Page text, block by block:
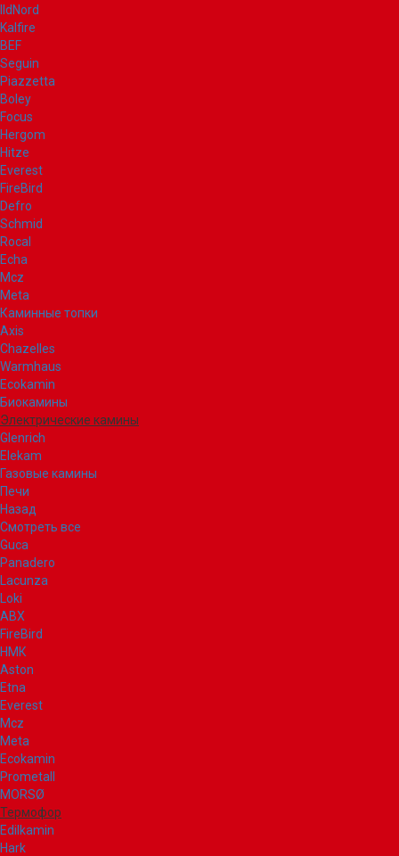
IldNord
Kalfire
BEF
Seguin
Piazzetta
Boley
Focus
Hergom
Hitze
Everest
FireBird
Defro
Schmid
Rocal
Echa
Mcz
Meta
Каминные топки
Axis
Chazelles
Warmhaus
Ecokamin
Биокамины
Электрические камины
Glenrich
Elekam
Газовые камины
Печи
Назад
Смотреть все
Guca
Panadero
Lacunza
Loki
ABX
FireBird
НМК
Aston
Etna
Everest
Mcz
Meta
Ecokamin
Prometall
MORSØ
Термофор
Edilkamin
Hark